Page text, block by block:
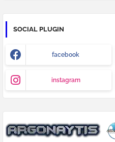
SOCIAL PLUGIN
facebook
instagram